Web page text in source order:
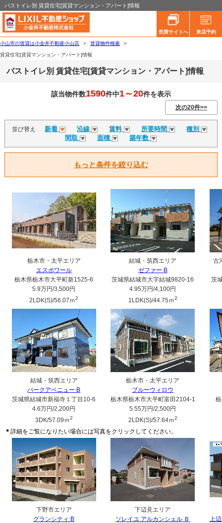
バストイレ別 賃貸住宅[賃貸マンション・アパート]情報
売買サイトへ 来店予約
小山市の賃貸は小金井不動産小山店 > 賃貸物件検索 >
賃貸住宅[賃貸マンション・アパート]情報
バストイレ別 賃貸住宅[賃貸マンション・アパート]情報
該当物件数1590件中1～20件を表示
次の20件>>
並び替え 新着 沿線 賃料 所要時間
種別
間取
面積 築年数
もっと条件を絞り込む
栃木市・太平エリア
エスポワール
栃木県栃木市大平町新1525-6
5.9万円/3,500円
2LDK(S)/56.07ｍ2
結城・筑西エリア
ゼファー B
茨城県結城市大字結城9820-16
4.95万円/4,100円
1LDK(S)/44.75ｍ2
古
茨
結城・筑西エリア
パークアベニュー B
茨城県結城市新福寺１丁目10-6
4.6万円/2,200円
3DK/57.09ｍ2
栃木市・太平エリア
ブルーウィロウ
栃木県栃木市大平町富田2104-1
5.55万円/2,500円
2LDK(S)/57.64ｍ2
＊ 詳細をご覧になりたい場合には写真をクリックしてください。
下野市エリア
グランシティ B
下辺見エリア
ソレイユ アルカンシェル Ｂ
上